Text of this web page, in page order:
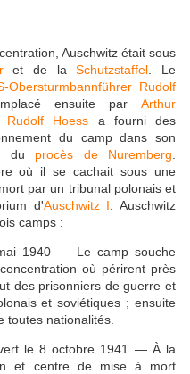
Auschwitz était sous
et de laSchutzstaffel . Le
Obersturmbannführer Rudolf
ensuite par Arthur
Rudolf Hoess a fourni des
du camp dans son
du procès de Nuremberg
où il se cachait sous une
par un tribunal polonais et
d'Auschwitz I . Auschwitz
camps :
1940 — Le camp souche
où périrent près
des prisonniers de guerre et
et soviétiques ; ensuite
toutes nationalités.
le 8 octobre 1941 — À la
et centre de mise à mort